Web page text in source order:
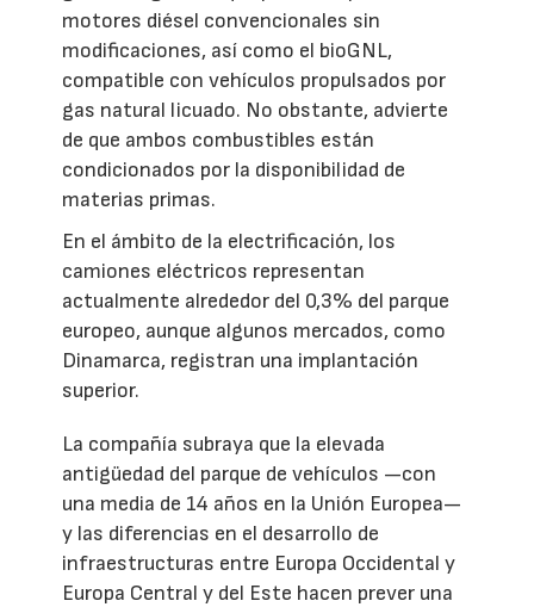
motores diésel convencionales sin
modificaciones, así como el bioGNL,
compatible con vehículos propulsados por
gas natural licuado. No obstante, advierte
de que ambos combustibles están
condicionados por la disponibilidad de
materias primas.
En el ámbito de la electrificación, los
camiones eléctricos representan
actualmente alrededor del 0,3% del parque
europeo, aunque algunos mercados, como
Dinamarca, registran una implantación
superior.
La compañía subraya que la elevada
antigüedad del parque de vehículos —con
una media de 14 años en la Unión Europea—
y las diferencias en el desarrollo de
infraestructuras entre Europa Occidental y
Europa Central y del Este hacen prever una